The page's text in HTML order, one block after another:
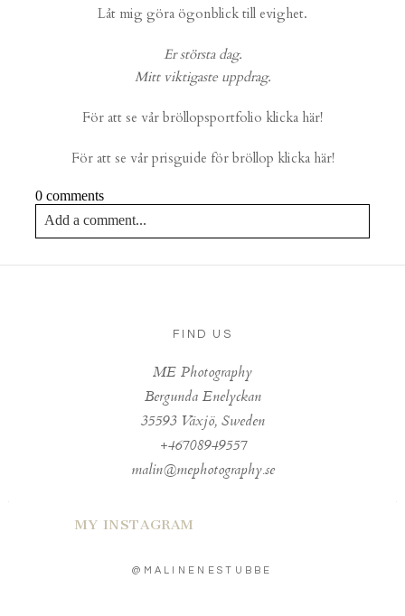
Låt mig göra ögonblick till evighet.
Er största dag.
Mitt viktigaste uppdrag.
För att se vår bröllopsportfolio klicka här!
För att se vår prisguide för bröllop klicka här!
0 comments
Add a comment...
FIND US
ME Photography
Bergunda Enelyckan
35593 Växjö, Sweden
+46708949557
malin@mephotography.se
MY INSTAGRAM
@MALINENESTUBBE